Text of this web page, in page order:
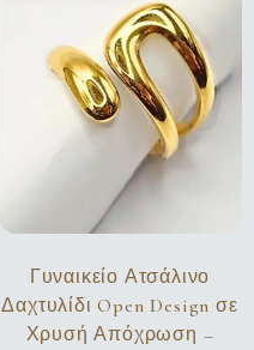
Γυναικείο Ατσάλινο
Δαχτυλίδι Open Design σε
Χρυσή Απόχρωση –